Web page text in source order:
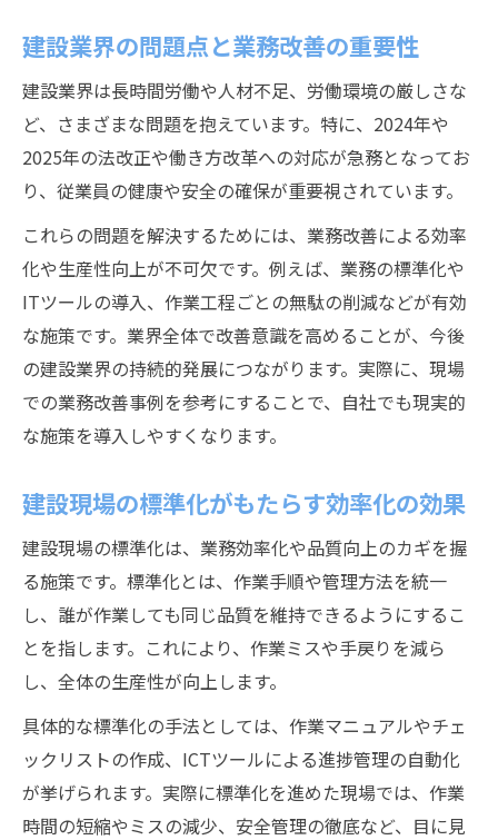
建設現場で実践できる安全改善ポイント
建設改善で事故リスクを減らすための工夫
建設業界の問題点と業務改善の重要性
建設業界は長時間労働や人材不足、労働環境の厳しさな
ど、さまざまな問題を抱えています。特に、2024年や
2025年の法改正や働き方改革への対応が急務となってお
り、従業員の健康や安全の確保が重要視されています。
これらの問題を解決するためには、業務改善による効率
化や生産性向上が不可欠です。例えば、業務の標準化や
ITツールの導入、作業工程ごとの無駄の削減などが有効
な施策です。業界全体で改善意識を高めることが、今後
の建設業界の持続的発展につながります。実際に、現場
での業務改善事例を参考にすることで、自社でも現実的
な施策を導入しやすくなります。
建設現場の標準化がもたらす効率化の効果
建設現場の標準化は、業務効率化や品質向上のカギを握
る施策です。標準化とは、作業手順や管理方法を統一
し、誰が作業しても同じ品質を維持できるようにするこ
とを指します。これにより、作業ミスや手戻りを減ら
し、全体の生産性が向上します。
具体的な標準化の手法としては、作業マニュアルやチェ
ックリストの作成、ICTツールによる進捗管理の自動化
が挙げられます。実際に標準化を進めた現場では、作業
時間の短縮やミスの減少、安全管理の徹底など、目に見